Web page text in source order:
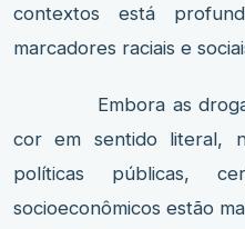
contextos está
marcadores raciais e
Embora as drogas
cor em sentido literal,
políticas públicas,
socioeconômicos estão